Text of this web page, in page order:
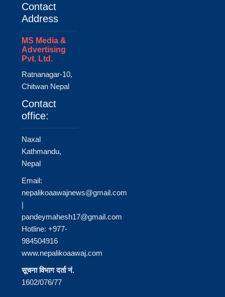
Contact
Address
MS Media &
Advertising
Pvt. Ltd.
Ratnanagar-10,
Chitwan Nepal
Contact
office:
Naxal
Kathmandu,
Nepal
Email:
nepalikoaawajnews@gmail.com
|
pandeymahesh17@gmail.com
Hotline: +977-
984504916
www.nepalikoaawaj.com
सूचना विभाग दर्ता नं.
1602/076/77